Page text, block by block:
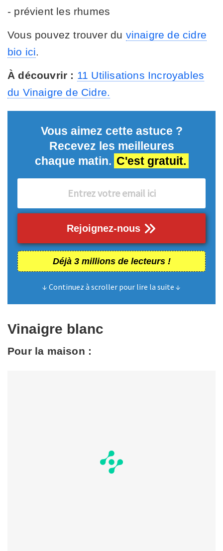
- prévient les rhumes
Vous pouvez trouver du vinaigre de cidre
bio ici.
À découvrir : 11 Utilisations Incroyables
du Vinaigre de Cidre.
Vous aimez cette astuce ?
Recevez les meilleures
chaque matin. C'est gratuit.
Rejoignez-nous
Déjà 3 millions de lecteurs !
↓ Continuez à scroller pour lire la suite ↓
Vinaigre blanc
Pour la maison :